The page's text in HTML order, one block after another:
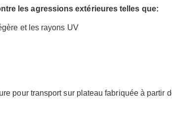
les agressions extérieures telles que:
et les rayons UV
pour transport sur plateau fabriquée à